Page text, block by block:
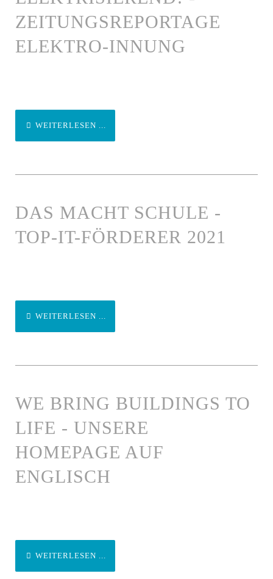
ZEITUNGSREPORTAGE
ELEKTRO-INNUNG
WEITERLESEN ...
DAS MACHT SCHULE -
TOP-IT-FÖRDERER 2021
WEITERLESEN ...
WE BRING BUILDINGS TO
LIFE - UNSERE
HOMEPAGE AUF
ENGLISCH
WEITERLESEN ...